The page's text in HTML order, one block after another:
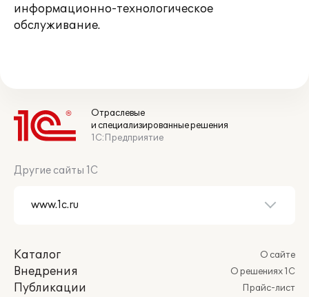
информационно-технологическое
обслуживание.
Отраслевые
и специализированные решения
1С:Предприятие
Другие сайты 1С
Каталог
Внедрения
Публикации
О сайте
О решениях 1С
Прайс-лист